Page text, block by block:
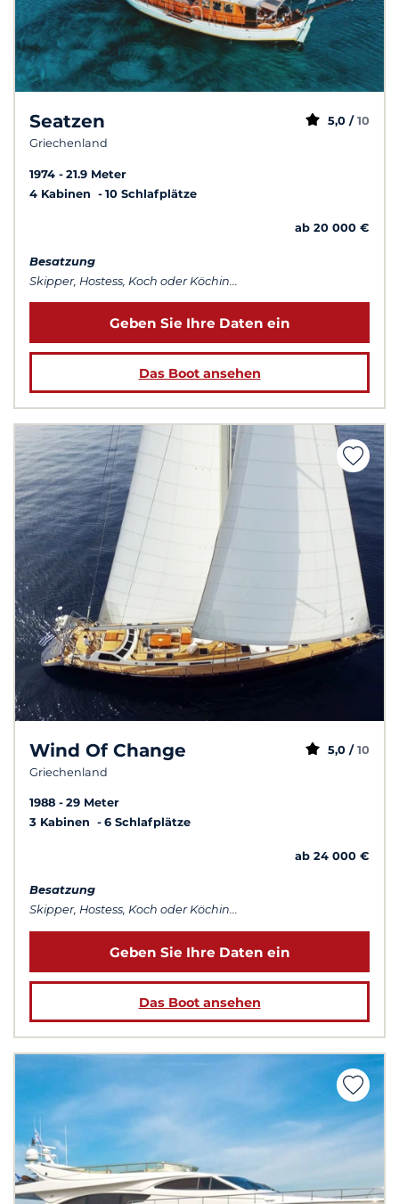
Seatzen
Griechenland
5,0 / 10
1974
21.9 Meter
4 Kabinen
10 Schlafplätze
ab 20 000 €
Besatzung
Skipper, Hostess, Koch oder Köchin...
Geben Sie Ihre Daten ein
Das Boot ansehen
Wind Of Change
Griechenland
5,0 / 10
1988
29 Meter
3 Kabinen
6 Schlafplätze
ab 24 000 €
Besatzung
Skipper, Hostess, Koch oder Köchin...
Geben Sie Ihre Daten ein
Das Boot ansehen